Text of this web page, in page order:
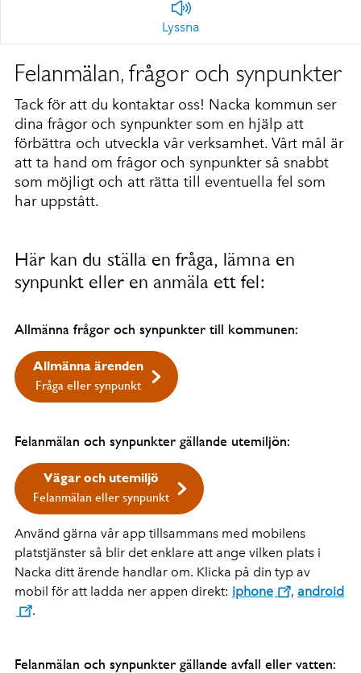
Lyssna
Felanmälan, frågor och synpunkter
Tack för att du kontaktar oss! Nacka kommun ser
dina frågor och synpunkter som en hjälp att
förbättra och utveckla vår verksamhet. Vårt mål är
att ta hand om frågor och synpunkter så snabbt
som möjligt och att rätta till eventuella fel som
har uppstått.
Här kan du ställa en fråga, lämna en
synpunkt eller en anmäla ett fel:
Allmänna frågor och synpunkter till kommunen:
Allmänna ärenden
Fråga eller synpunkt
Felanmälan och synpunkter gällande utemiljön:
Vägar och utemiljö
Felanmälan eller synpunkt
Använd gärna vår app tillsammans med mobilens
platstjänster så blir det enklare att ange vilken plats i
Nacka ditt ärende handlar om. Klicka på din typ av
mobil för att ladda ner appen direkt: iphone , android
.
Felanmälan och synpunkter gällande avfall eller vatten: